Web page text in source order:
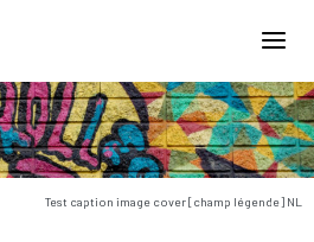
Test caption image cover [champ légende] NL